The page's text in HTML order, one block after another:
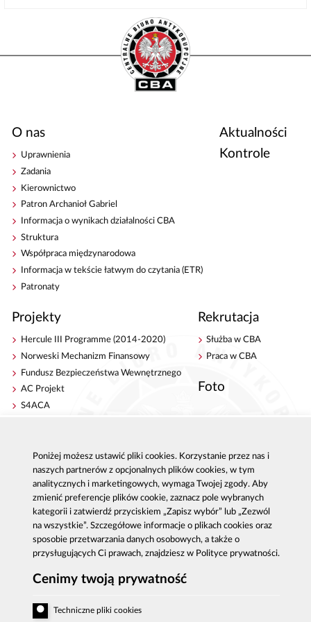
O nas
Uprawnienia
Zadania
Kierownictwo
Patron Archanioł Gabriel
Informacja o wynikach działalności CBA
Struktura
Współpraca międzynarodowa
Informacja w tekście łatwym do czytania (ETR)
Patronaty
Aktualności
Kontrole
Projekty
Hercule III Programme (2014-2020)
Norweski Mechanizm Finansowy
Fundusz Bezpieczeństwa Wewnętrznego
AC Projekt
S4ACA
Rekrutacja
Służba w CBA
Praca w CBA
Foto
Publikacje
Strategie antykorupcyjne
Platforma e-learningowa
Centrala CBA w Warszawie
Delegatury CBA
Zgłoś korupcję
Dla mediów
Sygnaliści - zgłoszenia zewnętrzne
Zgłoszenie korupcji: 800 808 808, email:
sygnal@
Poniżej możesz ustawić pliki cookies. Korzystanie przez nas i
naszych partnerów z opcjonalnych plików cookies, w tym
analitycznych i marketingowych, wymaga Twojej zgody. Aby
zmienić preferencje plików cookie, zaznacz pole wybranych
kategorii i zatwierdź przyciskiem „Zapisz wybór” lub „Zezwól
na wszystkie”. Szczegółowe informacje o plikach cookies oraz
sposobie przetwarzania danych osobowych, a także o
przysługujących Ci prawach, znajdziesz w Polityce prywatności.
Cenimy twoją prywatność
Techniczne pliki cookies